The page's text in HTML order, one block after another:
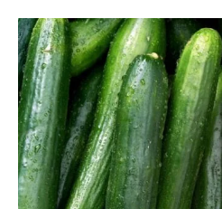
Ανάγκη σε Ήλιο
Τύπος Εδάφους
Ανθεκτικότητα στο Κρύο
Έχει Αρωματικά